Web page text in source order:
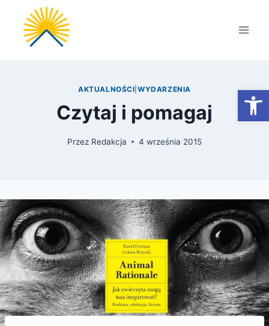
Przejdź
treści
AKTUALNOŚCI |WYDARZENIA
Czytaj i pomagaj
Przez Redakcja 4 września 2015